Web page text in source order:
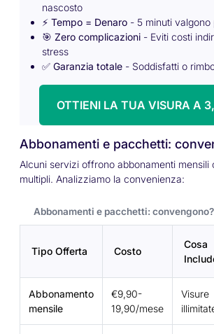
nascosto
⚡ Tempo = Denaro - 5 minuti
🎯 Zero complicazioni - Eviti costi
stress
✅ Garanzia totale - Soddisfatti o
OTTIENI LA TUA VISURA A
Abbonamenti e pacchetti:
Alcuni servizi offrono abbonamenti mensili
multipli. Analizziamo la convenienza:
Abbonamenti e pacchetti: convengono?
Tipo Offerta Costo
Cosa
Abbonamento
mensile
€9,90-
19,90/mese
Visure